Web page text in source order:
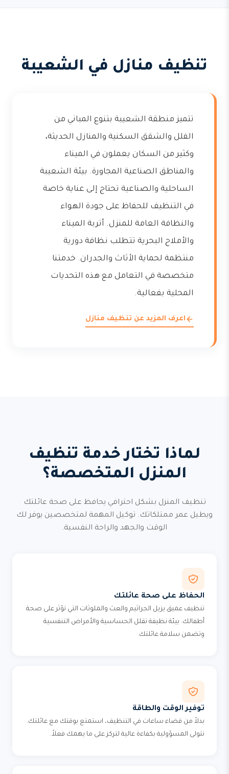
تنظيف منازل في الشعيبة
تتميز منطقة الشعيبة بتنوع المباني من
الفلل والشقق السكنية والمنازل الحديثة،
وكثير من السكان يعملون في الميناء
والمناطق الصناعية المجاورة. بيئة الشعيبة
الساحلية والصناعية تحتاج إلى عناية خاصة
في التنظيف للحفاظ على جودة الهواء
والنظافة العامة للمنزل. أتربة الميناء
والأملاح البحرية تتطلب نظافة دورية
منتظمة لحماية الأثاث والجدران. خدمتنا
متخصصة في التعامل مع هذه التحديات
المحلية بفعالية.
اعرف المزيد عن تنظيف منازل
لماذا تختار خدمة تنظيف
المنزل المتخصصة؟
تنظيف المنزل بشكل احترافي يحافظ على صحة عائلتك
ويطيل عمر ممتلكاتك. توكيل المهمة لمتخصصين يوفر لك
الوقت والجهد والراحة النفسية.
الحفاظ على صحة عائلتك
تنظيف عميق يزيل الجراثيم والعث والملوثات التي تؤثر على صحة
أطفالك. بيئة نظيفة تقلل الحساسية والأمراض التنفسية
وتضمن سلامة عائلتك.
توفير الوقت والطاقة
بدلاً من قضاء ساعات في التنظيف، استمتع بوقتك مع عائلتك.
نتولى المسؤولية بكفاءة عالية لتركز على ما يهمك فعلاً.